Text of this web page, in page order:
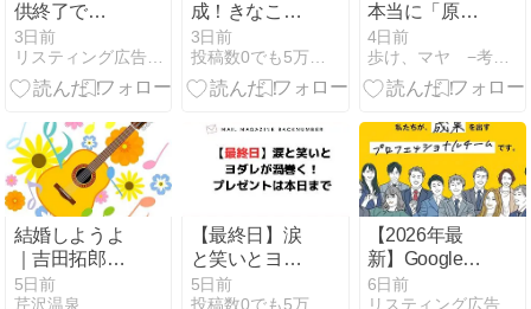
供終了で
「LINEヤフー
広告」はどう
変わる？運用
ぐやるべき設
定変更と今後
の対策
3日前
成！きなこさ
んから成果報
告
3日前
本当に「原生
林」だったの
か？ 432の巨
大土塁が浮か
た、300万人
のアマゾン世
界！( ・Д・)
【南米考古
学】
4日前
歩け、マヤ −考古学・歴史ニュース−
結婚しようよ
｜吉田拓郎が
歌った時代を
5日前
芹沢温泉
【最終日】涙
と笑いとヨダ
レが渦巻く！
5日前
【2026年最
新】Google広
告のAI生成ラ
6日前